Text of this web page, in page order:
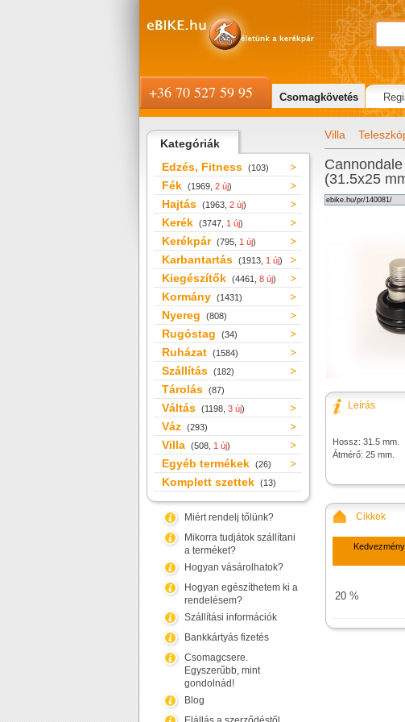
Kategóriák
Edzés, Fitness (103)
Fék (1969, 2 új)
Hajtás (1963, 2 új)
Kerék (3747, 1 új)
Kerékpár (795, 1 új)
Karbantartás (1913, 1 új)
Kiegészítők (4461, 8 új)
Kormány (1431)
Nyereg (808)
Rugóstag (34)
Ruházat (1584)
Szállítás (182)
Tárolás (87)
Váltás (1198, 3 új)
Váz (293)
Villa (508, 1 új)
Egyéb termékek (26)
Komplett szettek (13)
Miért rendelj tőlünk?
Mikorra tudjátok szállítani
a terméket?
Hogyan vásárolhatok?
Hogyan egészíthetem ki a
rendelésem?
Szállítási információk
Bankkártyás fizetés
Csomagcsere.
Egyszerűbb, mint
gondolnád!
Blog
Villa
(31.5x25
Leírás
Hossz: 31.5 mm.
Átmérő: 25 mm.
Cikkek
Kedvezmény
20 %
+36 70 527 59 95 Csomagkövetés